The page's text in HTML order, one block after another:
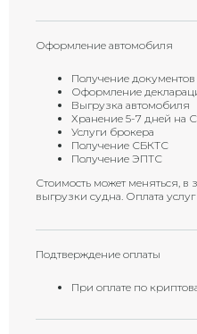
Оформление автомобиля
Получение документов
Оформление
Выгрузка автомобиля
Хранение 5-7 дней на
Услуги брокера
Получение СБКТС
Получение ЭПТС
Стоимость может меняться, в
выгрузки судна. Оплата
Подтверждение оплаты
При оплате по